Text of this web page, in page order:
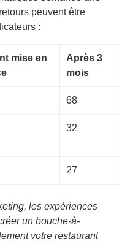
peuvent être
:
mise en
Après 3
mois
68
32
27
les expériences
un bouche-à-
votre restaurant